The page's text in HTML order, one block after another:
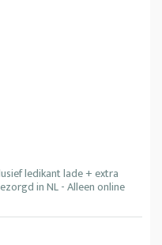
ledikant lade + extra
in NL - Alleen online